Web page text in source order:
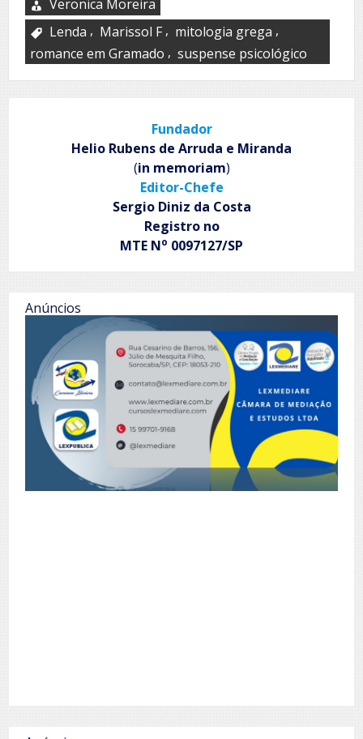
Veronica Moreira
Lenda , Marissol F , mitologia grega ,
romance em Gramado , suspense psicológico
Fundador
Helio Rubens de Arruda e Miranda
(in memoriam)
Editor-Chefe
Sergio Diniz da Costa
Registro no
MTE No 0097127/SP
Anúncios